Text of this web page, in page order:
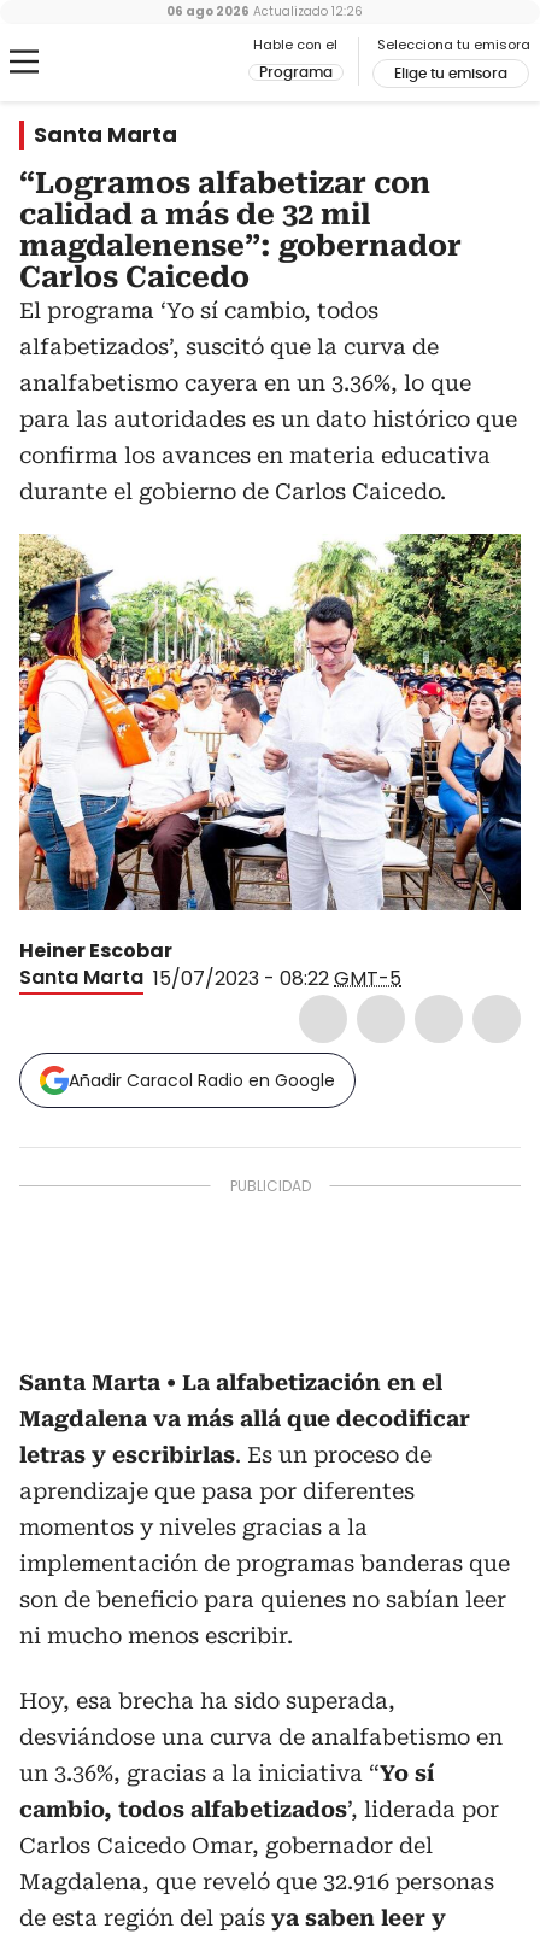
Hable con el
Programa
Selecciona tu emisora
Elige tu emisora
06 ago 2026 Actualizado 12:26
Santa Marta
“Logramos alfabetizar con
calidad a más de 32 mil
magdalenense”: gobernador
Carlos Caicedo
El programa ‘Yo sí cambio, todos
alfabetizados’, suscitó que la curva de
analfabetismo cayera en un 3.36%, lo que
para las autoridades es un dato histórico que
confirma los avances en materia educativa
durante el gobierno de Carlos Caicedo.
Heiner Escobar
Santa Marta 15/07/2023 - 08:22GMT-5
Añadir Caracol Radio en Google
Santa Marta
La alfabetización en el
Magdalena va más allá que decodificar
letras y escribirlas. Es un proceso de
aprendizaje que pasa por diferentes
momentos y niveles gracias a la
implementación de programas banderas que
son de beneficio para quienes no sabían leer
ni mucho menos escribir.
Hoy, esa brecha ha sido superada,
desviándose una curva de analfabetismo en
un 3.36%, gracias a la iniciativa “Yo sí
cambio, todos alfabetizados’, liderada por
Carlos Caicedo Omar, gobernador del
Magdalena, que reveló que 32.916 personas
de esta región del país ya saben leer y